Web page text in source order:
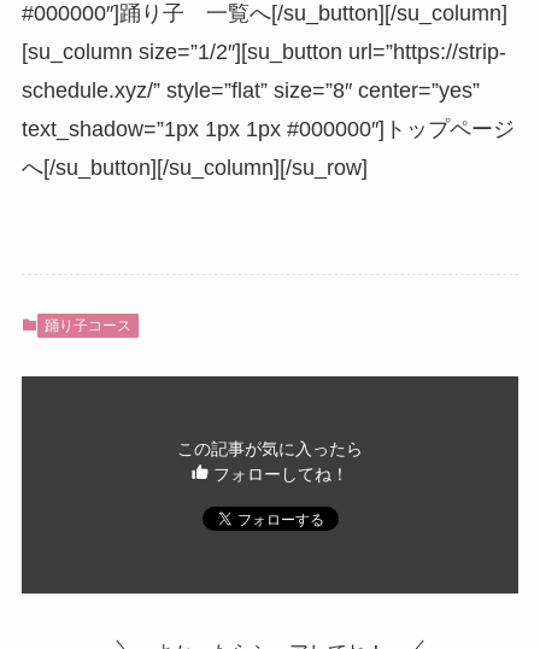
#000000″]踊り子 一覧へ[/su_button][/su_column]
[su_column size=”1/2″][su_button url=”https://strip-
schedule.xyz/” style=”flat” size=”8″ center=”yes”
text_shadow=”1px 1px 1px #000000″]トップページ
へ[/su_button][/su_column][/su_row]
踊り子コース
この記事が気に入ったら
フォローしてね！